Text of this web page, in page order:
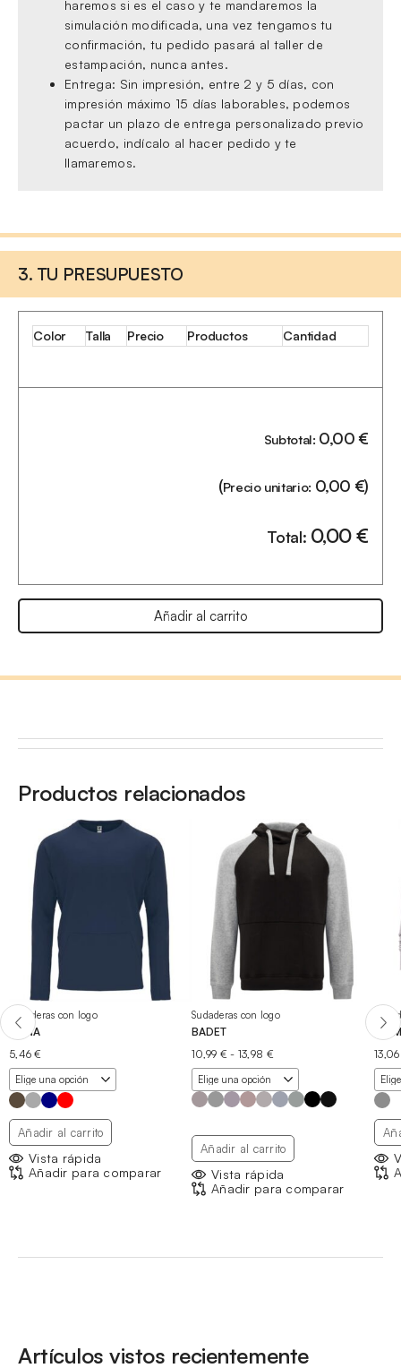
haremos si es el caso y te mandaremos la
simulación modificada, una vez tengamos tu
confirmación, tu pedido pasará al taller de
estampación, nunca antes.
Entrega: Sin impresión, entre 2 y 5 días, con
impresión máximo 15 días laborables, podemos
pactar un plazo de entrega personalizado previo
acuerdo, indícalo al hacer pedido y te
llamaremos.
3. TU PRESUPUESTO
Color Talla Precio Productos Cantidad
Subtotal: 0,00€
(Precio unitario: 0,00 €)
Total: 0,00€
Añadir al carrito
Productos relacionados
Sudaderas con logo
MANA
5,46€
Añadir al carrito
Vista rápida
Añadir para comparar
Sudaderas con logo
BADET
10,99 € - 13,98 €Rango
de
precios:
desde
10,99 €
13,98 €
Añadir al carrito
Vista rápida
Añadir para comparar
Artículos vistos recientemente